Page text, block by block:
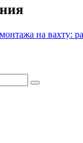
на вахту: